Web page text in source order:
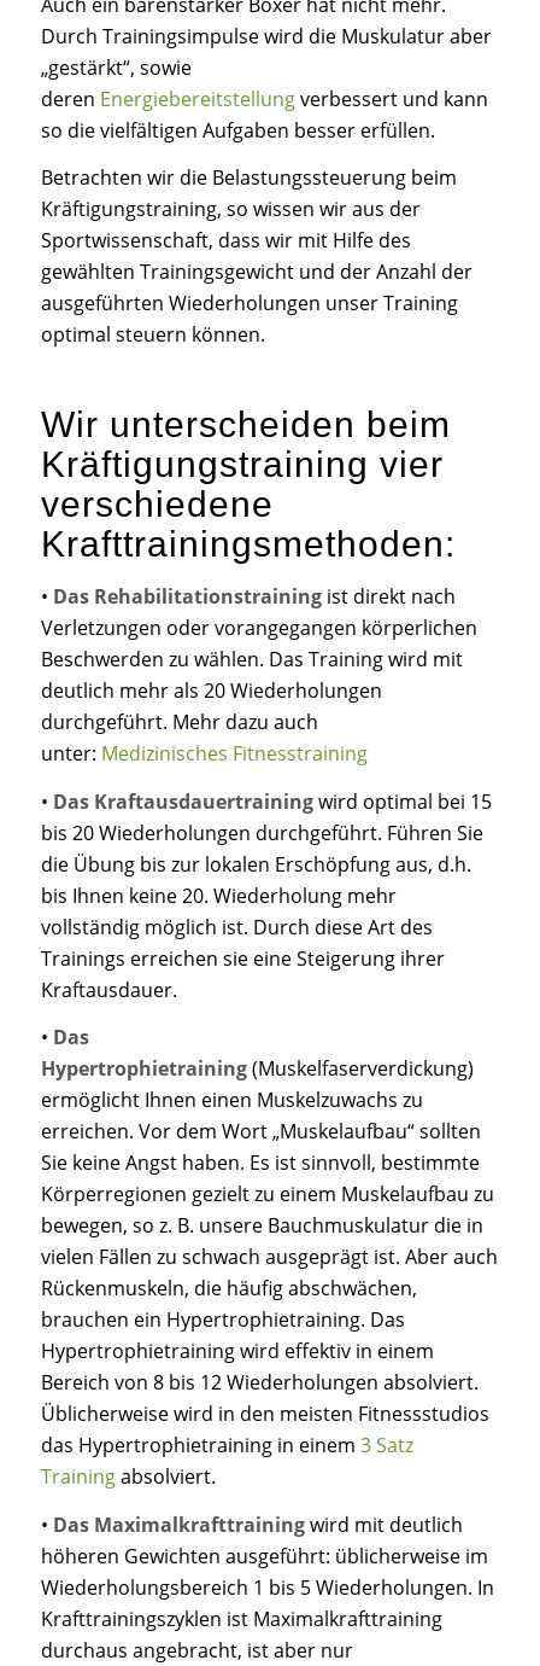
Durch Trainingsimpulse wird die Muskulatur aber
„gestärkt“, sowie
deren Energiebereitstellungverbessert und kann
so die vielfältigen Aufgaben besser erfüllen.
Betrachten wir die Belastungssteuerung beim
Kräftigungstraining, so wissen wir aus der
Sportwissenschaft, dass wir mit Hilfe des
gewählten Trainingsgewicht und der Anzahl der
ausgeführten Wiederholungen unser Training
optimal steuern können.
Wir unterscheiden beim
Kräftigungstraining vier
verschiedene
Krafttrainingsmethoden:
• Das Rehabilitationstrainingist direkt nach
Verletzungen oder vorangegangen körperlichen
Beschwerden zu wählen. Das Training wird mit
deutlich mehr als 20 Wiederholungen
durchgeführt. Mehr dazu auch
unter: Medizinisches Fitnesstraining
• Das Kraftausdauertrainingwird optimal bei 15
bis 20 Wiederholungen durchgeführt. Führen Sie
die Übung bis zur lokalen Erschöpfung aus, d.h.
bis Ihnen keine 20. Wiederholung mehr
vollständig möglich ist. Durch diese Art des
Trainings erreichen sie eine Steigerung ihrer
Kraftausdauer.
• Das
Hypertrophietraining(Muskelfaserverdickung)
ermöglicht Ihnen einen Muskelzuwachs zu
erreichen. Vor dem Wort „Muskelaufbau“ sollten
Sie keine Angst haben. Es ist sinnvoll, bestimmte
Körperregionen gezielt zu einem Muskelaufbau zu
bewegen, so z. B. unsere Bauchmuskulatur die in
vielen Fällen zu schwach ausgeprägt ist. Aber auch
Rückenmuskeln, die häufig abschwächen,
brauchen ein Hypertrophietraining. Das
Hypertrophietraining wird effektiv in einem
Bereich von 8 bis 12 Wiederholungen absolviert.
Üblicherweise wird in den meisten Fitnessstudios
das Hypertrophietraining in einem 3 Satz
Trainingabsolviert.
• Das Maximalkrafttrainingwird mit deutlich
höheren Gewichten ausgeführt: üblicherweise im
Wiederholungsbereich 1 bis 5 Wiederholungen. In
Krafttrainingszyklen ist Maximalkrafttraining
durchaus angebracht, ist aber nur